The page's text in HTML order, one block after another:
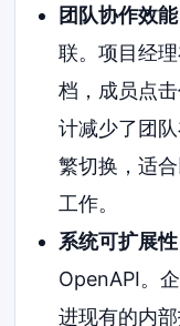
团队协作效能
联。项目经
档，成员点
计减少了团
繁切换，适
工作。
系统可扩展性
OpenAPI。
进现有的内